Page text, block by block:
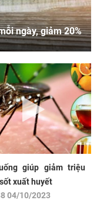
ngày, giảm 20%
giúp giảm triệu
xuất huyết
04/10/2023